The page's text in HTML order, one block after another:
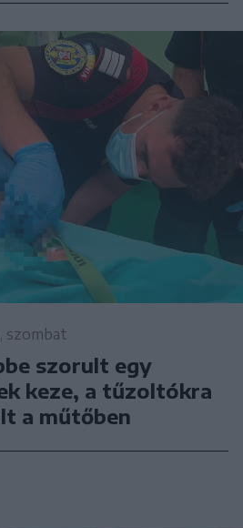
szombat
szorult egy
keze, a tűzoltókra
a műtőben